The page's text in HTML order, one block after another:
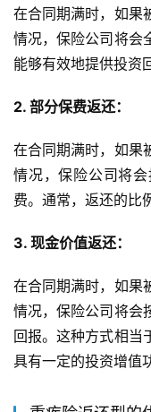
在合同期满时，如果
情况，保险公司将会
能够有效地提供投资
2. 部分保费返还：
在合同期满时，如果
情况，保险公司将
费。通常，返还的比
3. 现金价值返还：
在合同期满时，如果
情况，保险公司将会
回报。这种方式相当
具有一定的投资增值